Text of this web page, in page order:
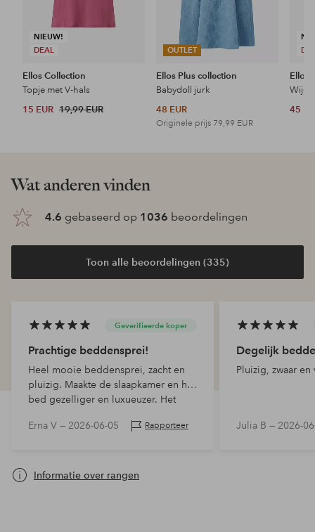
NIEUW!
DEAL
Ellos Collection
Topje met V-hals
15 EUR 19,99 EUR
OUTLET
Ellos Plus collection
Babydoll jurk
48 EUR
Originele prijs 79,99 EUR
Ellos
45
Wat anderen vinden
4.6 gebaseerd op 1036 beoordelingen
Toon alle beoordelingen (335)
Geverifieerde koper
Prachtige beddensprei!
Heel mooie beddensprei, zacht en
pluizig. Maakte de slaapkamer en het
bed gezelliger en luxueuzer. Het
stof een beetje kreukelig kan
Erna V — 2026-06-05 Rapporteer
Degelijk
Pluizig, zwaar
Julia B — 2026-
Informatie over rangen